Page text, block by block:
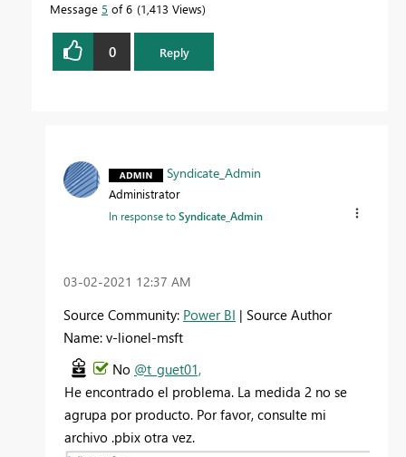
Message 5 of 6 1,413 Views
0 Reply
Syndicate_Admin
Administrator
In response toSyndicate_Admin
‎03-02-2021 12:37 AM
Source Community: Power BI | Source Author
Name: v-lionel-msft
No @t_guet01,
He encontrado el problema. La medida 2 no se
agrupa por producto. Por favor, consulte mi
archivo .pbix otra vez.